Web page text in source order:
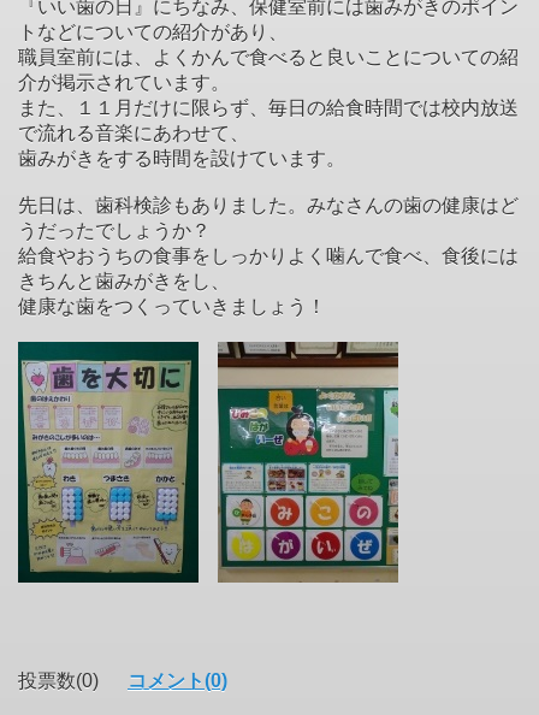
『いい歯の日』にちなみ、保健室前には歯みがきのポイン
トなどについての紹介があり、
職員室前には、よくかんで食べると良いことについての紹
介が掲示されています。
また、１１月だけに限らず、毎日の給食時間では校内放送
で流れる音楽にあわせて、
歯みがきをする時間を設けています。
先日は、歯科検診もありました。みなさんの歯の健康はど
うだったでしょうか？
給食やおうちの食事をしっかりよく噛んで食べ、食後には
きちんと歯みがきをし、
健康な歯をつくっていきましょう！
投票数(0) コメント(0)